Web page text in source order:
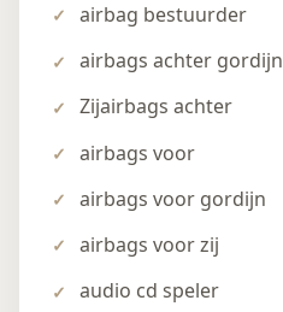
airbag bestuurder
airbags achter gordijn
Zijairbags achter
airbags voor
airbags voor gordijn
airbags voor zij
audio cd speler